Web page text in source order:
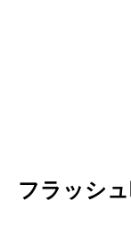
フラッシ